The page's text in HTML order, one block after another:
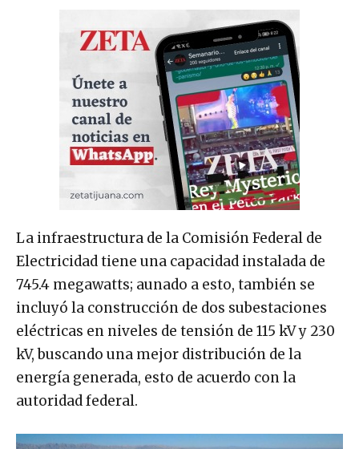
La infraestructura de la Comisión Federal de
Electricidad tiene una capacidad instalada de
745.4 megawatts; aunado a esto, también se
incluyó la construcción de dos subestaciones
eléctricas en niveles de tensión de 115 kV y 230
kV, buscando una mejor distribución de la
energía generada, esto de acuerdo con la
autoridad federal.